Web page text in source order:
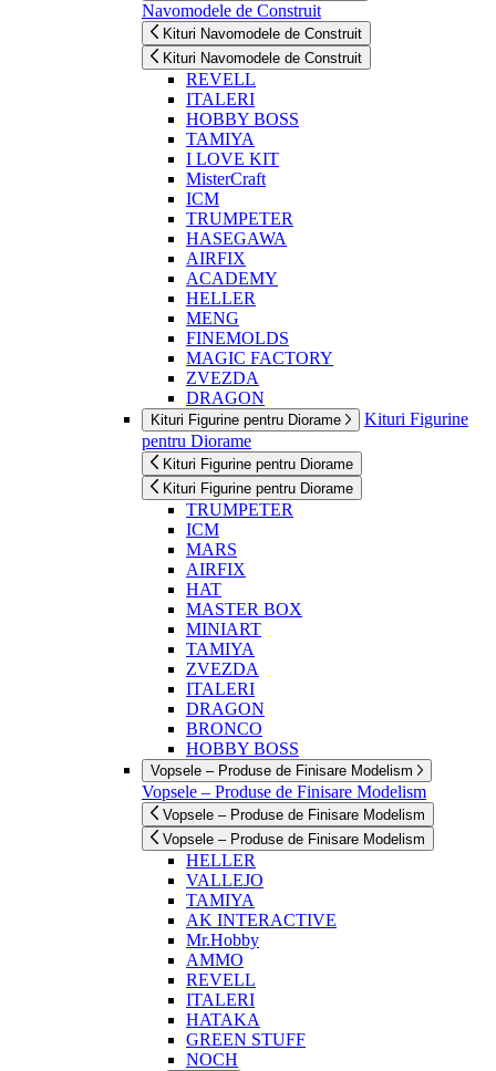
Navomodele de Construit
Kituri Navomodele de Construit
Kituri Navomodele de Construit
REVELL
ITALERI
HOBBY BOSS
TAMIYA
I LOVE KIT
MisterCraft
ICM
TRUMPETER
HASEGAWA
AIRFIX
ACADEMY
HELLER
MENG
FINEMOLDS
MAGIC FACTORY
ZVEZDA
DRAGON
Kituri Figurine pentru Diorame
Kituri Figurine
pentru Diorame
Kituri Figurine pentru Diorame
Kituri Figurine pentru Diorame
TRUMPETER
ICM
MARS
AIRFIX
HAT
MASTER BOX
MINIART
TAMIYA
ZVEZDA
ITALERI
DRAGON
BRONCO
HOBBY BOSS
Vopsele – Produse de Finisare Modelism
Vopsele – Produse de Finisare Modelism
Vopsele – Produse de Finisare Modelism
Vopsele – Produse de Finisare Modelism
HELLER
VALLEJO
TAMIYA
AK INTERACTIVE
Mr.Hobby
AMMO
REVELL
ITALERI
HATAKA
GREEN STUFF
NOCH